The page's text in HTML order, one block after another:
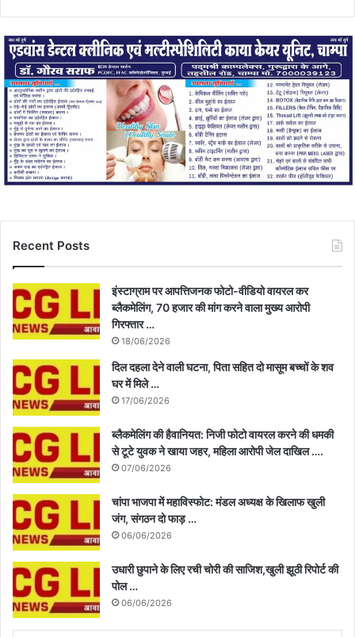
Recent Posts
इंस्टाग्राम पर आपत्तिजनक फोटो-वीडियो वायरल कर
ब्लैकमेलिंग, 70 हजार की मांग करने वाला मुख्य आरोपी
गिरफ्तार …
18/06/2026
दिल दहला देने वाली घटना, पिता सहित दो मासूम बच्चों के शव
घर में मिले …
17/06/2026
ब्लैकमेलिंग की हैवानियत: निजी फोटो वायरल करने की धमकी
से टूटे युवक ने खाया जहर, महिला आरोपी जेल दाखिल ….
07/06/2026
चांपा भाजपा में महाविस्फोट: मंडल अध्यक्ष के खिलाफ खुली
जंग, संगठन दो फाड़ …
06/06/2026
उधारी छुपाने के लिए रची चोरी की साजिश,खुली झूठी रिपोर्ट की
पोल …
06/06/2026